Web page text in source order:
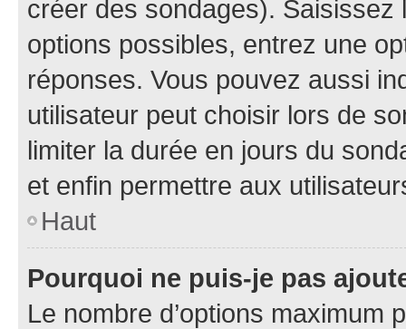
créer des sondages).
options possibles, entrez une
réponses. Vous pouvez aussi
utilisateur peut choisir lors de
limiter la durée en jours du
et enfin permettre aux
Haut
Pourquoi ne puis-je pas
Le nombre d’options maximum